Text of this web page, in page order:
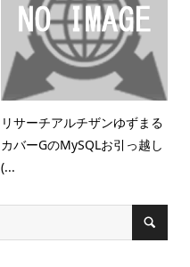
リサーチアルチザンゆずまる
カバーGのMySQLお引っ越し
(...